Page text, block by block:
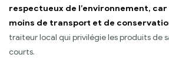
respectueux de l’environnement,
moins de transport et de
traiteur local qui privilégie les produits de
courts.